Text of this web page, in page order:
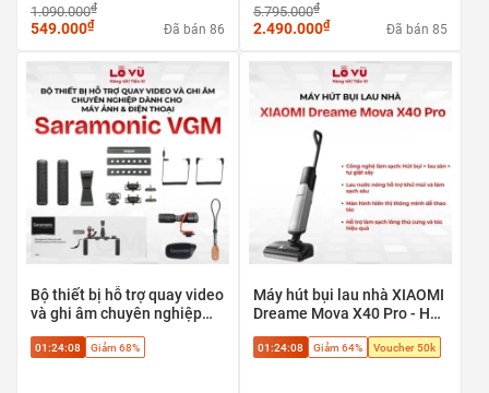
1.090.000₫
549.000₫ Đã bán 86
5.795.000₫
2.490.000₫ Đã bán 85
Bộ thiết bị hỗ trợ quay video
và ghi âm chuyên nghiệp
máy ảnh & điện thoại
01:24:07 Giảm 68%
Máy hút bụi lau nhà XIAOMI
Dreame Mova X40 Pro - Hút
Phù hợp sàn gạch, sàn gỗ,
01:24:07 Giảm 64% Voucher 50k